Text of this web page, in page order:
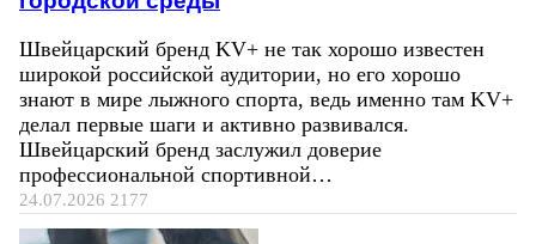
Швейцарский бренд KV+ не так хорошо известен
широкой российской аудитории, но его хорошо
знают в мире лыжного спорта, ведь именно там KV+
делал первые шаги и активно развивался.
Швейцарский бренд заслужил доверие
профессиональной спортивной…
24.07.2026 2177